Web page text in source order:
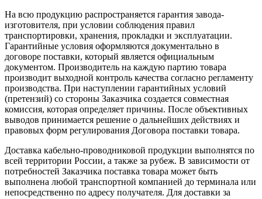
На всю продукцию распространяется гарантия завода-
изготовителя, при условии соблюдения правил
транспортировки, хранения, прокладки и эксплуатации.
Гарантийные условия оформляются документально в
договоре поставки, который является официальным
документом. Производитель на каждую партию товара
производит выходной контроль качества согласно регламенту
производства. При наступлении гарантийных условий
(претензий) со стороны Заказчика создается совместная
комиссия, которая определяет причины. После объективных
выводов принимается решение о дальнейших действиях и
правовых форм регулирования Договора поставки товара.
Доставка кабельно-проводниковой продукции выполнятся по
всей территории России, а также за рубеж. В зависимости от
потребностей Заказчика поставка товара может быть
выполнена любой транспортной компанией до терминала или
непосредственно по адресу получателя. Для доставки за